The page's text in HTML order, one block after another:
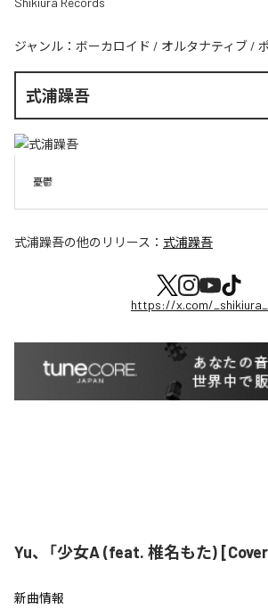
ジャンル： ボーカロイド / オルタナティブ /
式浦躁吾
憂鬱
式浦躁吾の他のリリース： 式浦躁吾
https://x.com/_shikiura_
Yu、「少女A (feat. 椎名もた)
新曲情報